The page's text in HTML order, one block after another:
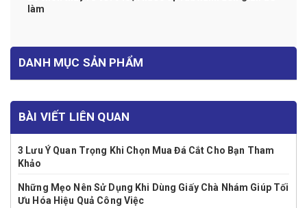
làm
DANH MỤC SẢN PHẨM
BÀI VIẾT LIÊN QUAN
3 Lưu Ý Quan Trọng Khi Chọn Mua Đá Cắt Cho Bạn Tham
Khảo
Những Mẹo Nên Sử Dụng Khi Dùng Giấy Chà Nhám Giúp Tối
Ưu Hóa Hiệu Quả Công Việc